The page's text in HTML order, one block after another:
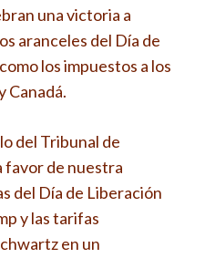
una victoria a
aranceles del Día de
los impuestos a los
Canadá.
del Tribunal de
favor de nuestra
del Día de Liberación
y las tarifas
en un